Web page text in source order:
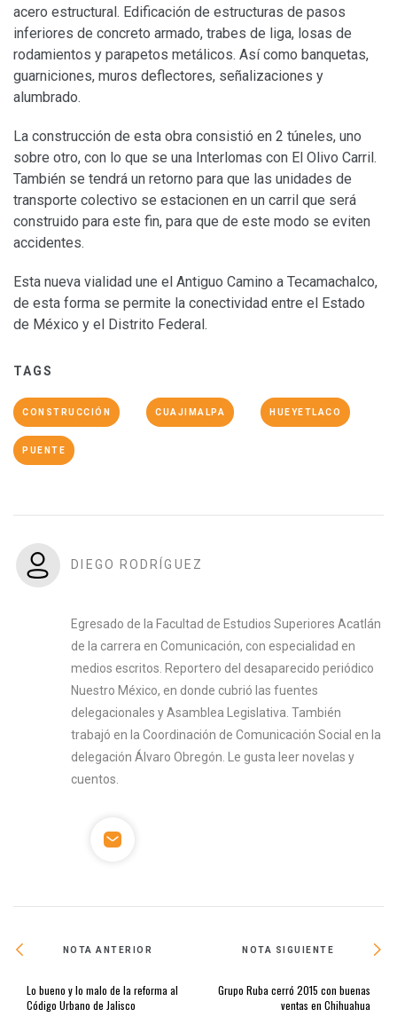
acero estructural. Edificación de estructuras de pasos
inferiores de concreto armado, trabes de liga, losas de
rodamientos y parapetos metálicos. Así como banquetas,
guarniciones, muros deflectores, señalizaciones y
alumbrado.
La construcción de esta obra consistió en 2 túneles, uno
sobre otro, con lo que se una Interlomas con El Olivo Carril.
También se tendrá un retorno para que las unidades de
transporte colectivo se estacionen en un carril que será
construido para este fin, para que de este modo se eviten
accidentes.
Esta nueva vialidad une el Antiguo Camino a Tecamachalco,
de esta forma se permite la conectividad entre el Estado
de México y el Distrito Federal.
TAGS
CONSTRUCCIÓN CUAJIMALPA HUEYETLACO
PUENTE
DIEGO RODRÍGUEZ
Egresado de la Facultad de Estudios Superiores Acatlán
de la carrera en Comunicación, con especialidad en
medios escritos. Reportero del desaparecido periódico
Nuestro México, en donde cubrió las fuentes
delegacionales y Asamblea Legislativa. También
trabajó en la Coordinación de Comunicación Social en la
delegación Álvaro Obregón. Le gusta leer novelas y
cuentos.
NOTA ANTERIOR
Lo bueno y lo malo de la reforma al
Código Urbano de Jalisco
NOTA SIGUIENTE
Grupo Ruba cerró 2015 con buenas
ventas en Chihuahua